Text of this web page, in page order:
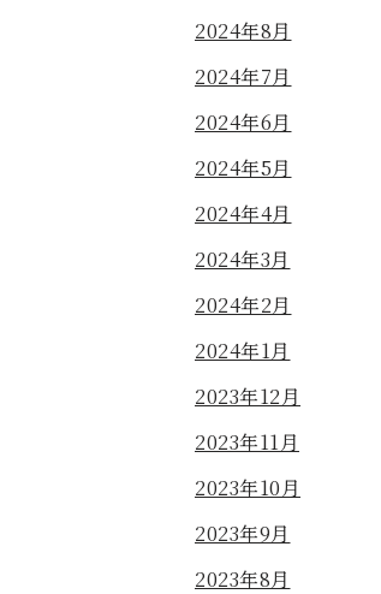
2024年8月
2024年7月
2024年6月
2024年5月
2024年4月
2024年3月
2024年2月
2024年1月
2023年12月
2023年11月
2023年10月
2023年9月
2023年8月